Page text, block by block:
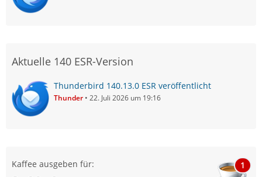
Aktuelle 140 ESR-Version
Thunderbird 140.13.0 ESR veröffentlicht
Thunder 22. Juli 2026 um 19:16
Kaffee ausgeben für: 1